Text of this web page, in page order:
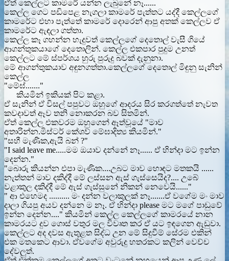
ඒත් කෙල්ලට කාමරේ යන්න ලැබුනේ නෑ......
කෙල්ල ගෙට පඩිපෙළ නැගලා කාමරේ පැත්තට යද්දී කෙල්ලගේ
කාමරේට එහා පැත්තේ කාමරේ දොරෙන් ආපු අතක් කෙල්ලව ඒ
කාමරේට ඇඳලා ගත්තා.
කෙල්ල කෑ ගහන්න හැදුවත් කෙල්ලගේ දෙතොල් වැසී ගියේ
ආගන්තුකයාගේ දෙතොලින්. කෙල්ල එකපාර පුදුම උනත්
කෙල්ලට මේ ස්පර්ශය හුරු පුරුදු බවක් දැනුනා.
මේ ආගන්තුකයාව අඳුනගත්තා.කෙල්ලගේ දෙතොල් මිඳුනු සැනින්
කෙල්ල
"මේඝ්......."
කියමින් ඉකියක් පිට කළා.
ඒ සැනින් ඒ විසල් පපුවට ඔහුගේ ආදරය සිර කරගත්තේ නැවත
කවදාවත් ඈව තනි නොකරන බව සිතමින්.
ඒත් කෙල්ල එකවරම ඔහුගෙන් ඈත්වූයේ "මාව
අතාරින්න.මිස්ටර් කේශව් මේඝාදිත්‍ය කියමින්."
"සහී මැණික,ඇයි බන් ?"
"I said leave me.....මම ඔයාව දන්නේ නෑ...... ඒ හින්දා මට ඉන්න
දෙන්න."
"බොරු කියන්න එපා මැණික....උබට මාව හොඳට මතකයි ......
නැත්තන් මාව දකිද්දී මේ ලස්සන ඇස් ගැස්සෙයිද?.... උබේ
වළාකුල දකිද්දී මේ ඇස් ගැස්සුනේ නිකන් නෙවෙයි......"
" ආ එහෙමද .......... මං දන්න වලාකුලක් නෑ.......ඒ වගේම මං මාව
දාලා ගියපු අයව දන්නෙ ම නෑ. ඒ හින්දා please මට මගේ පාඩුවේ
ඉන්න දෙන්න...." කියමින් කෙල්ල කෙල්ලගේ කාමරයේ නාන
කාමරයට දුව ගොස් වතුර මල විවෘත කර ඒ යට ඉඳගෙන ඇඩුවා.
කෙල්ලට අද දවස ඇතුළත සිද්ධ උන මේ සිදුවීම් සේරම එකින්
එක මතකෙට ආවා. ඒවගේම අවුරුදු හතරකට කලින් වෙච්ච
දේවලුත්.